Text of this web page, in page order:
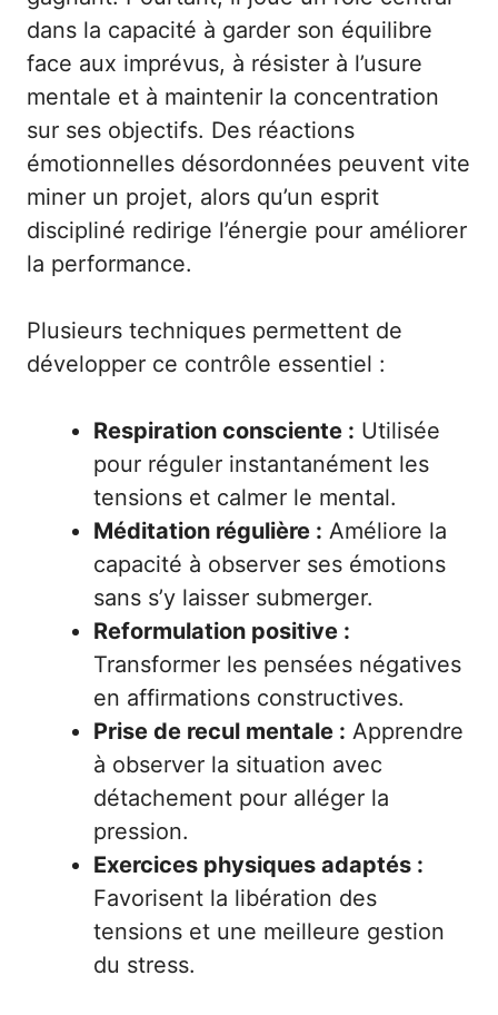
dans la capacité à garder son équilibre
face aux imprévus, à résister à l’usure
mentale et à maintenir la concentration
sur ses objectifs. Des réactions
émotionnelles désordonnées peuvent vite
miner un projet, alors qu’un esprit
discipliné redirige l’énergie pour améliorer
la performance.
Plusieurs techniques permettent de
développer ce contrôle essentiel :
Respiration consciente : Utilisée
pour réguler instantanément les
tensions et calmer le mental.
Méditation régulière : Améliore la
capacité à observer ses émotions
sans s’y laisser submerger.
Reformulation positive :
Transformer les pensées négatives
en affirmations constructives.
Prise de recul mentale : Apprendre
à observer la situation avec
détachement pour alléger la
pression.
Exercices physiques adaptés :
Favorisent la libération des
tensions et une meilleure gestion
du stress.